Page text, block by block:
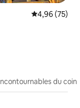
Note
4,96 (75)
du coin